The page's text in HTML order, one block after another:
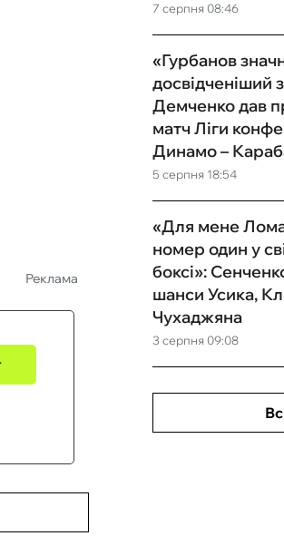
Реклама
7 серпня 08:46
5 серпня 18:54
«Гурбанов
досвідченіший
Демченко дав
матч Ліги
Динамо –
3 серпня 09:08
«Для мене
номер один у
боксі»:
шанси Усика,
Чухаджяна